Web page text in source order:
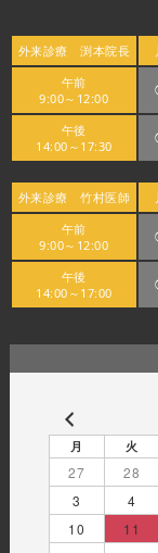
外来診療 渕本院長
午前
9:00～12:00
午後
14:00～17:30
外来診療 竹村医師
午前
9:00～12:00
午後
14:00～17:00
月 火
27 28
3
4
10
11